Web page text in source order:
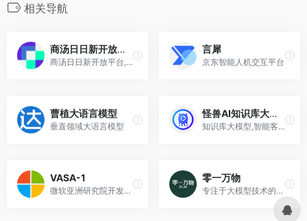
相关导航
商汤日日新开放平台
商汤日日新开放平台,商汤日日新大模型官网入口
言犀
京东智能人机交互平台
曹植大语言模型
垂直领域大语言模型
怪兽AI知识库大模型
知识库大模型,智能客服,智能问答,AI写作
VASA-1
微软亚洲研究院开发的一款革命性的 AI 模型，能够将静态照片和音频文件结合生成逼真的说话视频
零一万物
专注于大模型技术的研发和应用